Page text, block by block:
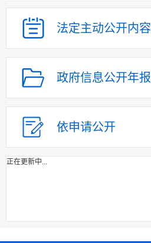
法定主动公开内容
政府信息公开年报
依申请公开
正在更新中...